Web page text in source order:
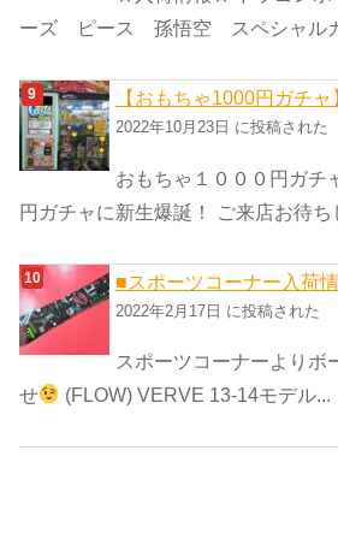
ーズ ピース 孫悟空 スペシャル
【おもちゃ1000円ガチ
2022年10月23日 に投稿された
おもちゃ１０００円ガチ
円ガチャに新生爆誕！ ご来店お待ち
■スポーツコーナー入荷
2022年2月17日 に投稿された
スポーツコーナーよりボ
せ
(FLOW) VERVE 13-14モデル...